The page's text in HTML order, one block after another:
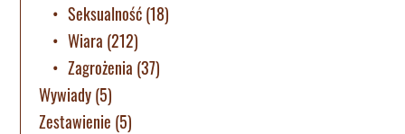
Seksualność(18)
Wiara (212)
Zagrożenia (37)
Wywiady(5)
Zestawienie (5)